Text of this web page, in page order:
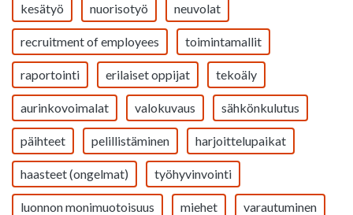
kesätyö nuorisotyö neuvolat
recruitment of employees toimintamallit
raportointi erilaiset oppijat tekoäly
aurinkovoimalat valokuvaus sähkönkulutus
päihteet pelillistäminen harjoittelupaikat
haasteet (ongelmat) työhyvinvointi
luonnon monimuotoisuus miehet varautuminen